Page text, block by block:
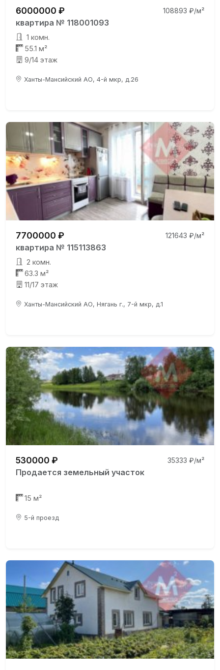
6000000 ₽ 108893 ₽/м²
квартира № 118001093
1 комн.
55.1 м²
9/14 этаж
Ханты-Мансийский АО, 4-й мкр, д.26
7700000 ₽ 121643 ₽/м²
квартира № 115113863
2 комн.
63.3 м²
11/17 этаж
Ханты-Мансийский АО, Нягань г., 7-й мкр, д.1
530000 ₽ 35333 ₽/м²
Продается земельный участок
15 м²
5-й проезд